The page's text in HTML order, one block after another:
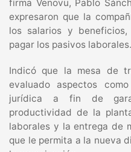
firma Venovu, Pablo
expresaron que la
los salarios y
pagar los pasivos laborales.
Indicó que la mesa de
evaluado aspectos
jurídica a fin de
productividad de la
laborales y la entrega de
que le permita a la nueva